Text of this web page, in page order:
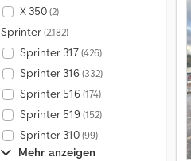
X 350(2)
Sprinter(2.182)
Sprinter 317(426)
Sprinter 316(332)
Sprinter 516(174)
Sprinter 519 (152)
Sprinter 310(99)
Mehr anzeigen